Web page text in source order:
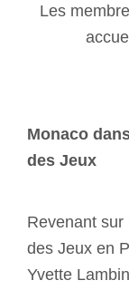
Les
Monaco
des Jeux
Revenant sur
des Jeux en
Yvette